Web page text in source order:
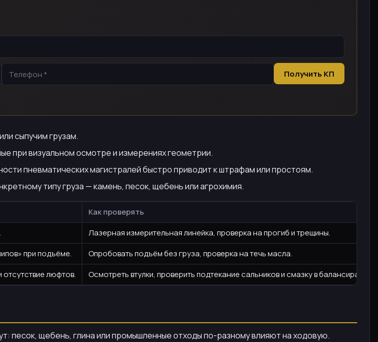
Получить КП
сыпучим грузам.
при визуальном осмотре и измерениях геометрии.
пневматических магистралей быстро приводит к штрафам или простоям.
типу груза — камень, песок, щебень или агрохимия.
Как проверять
Лазерная измерительная линейка, проверка на прогиб и трещины.
при подъёме.
Опробовать подъём без груза, проверка на течь масла.
люфтов. Осмотреть втулки, проверить подтекание сальников и смазку в балансирах.
песок, щебень, глина или промышленные отходы по-разному влияют на ходовую.